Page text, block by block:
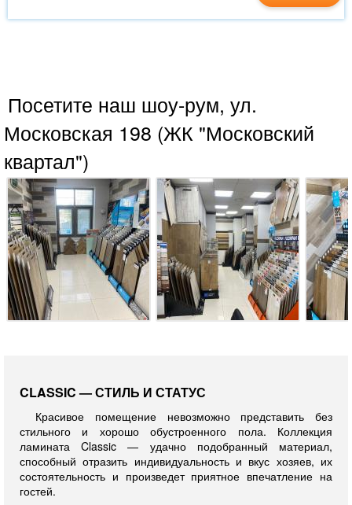
Посетите наш шоу-рум, ул.
Московская 198 (ЖК "Московский
квартал")
CLASSIC — СТИЛЬ И СТАТУС
Красивое помещение невозможно представить без
стильного и хорошо обустроенного пола. Коллекция
ламината Classic — удачно подобранный материал,
способный отразить индивидуальность и вкус хозяев, их
состоятельность и произведет приятное впечатление на
гостей.